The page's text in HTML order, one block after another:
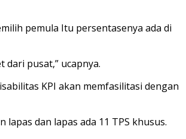
pemula Itu persentasenya ada di
pusat,” ucapnya.
KPI akan memfasilitasi dengan
dan lapas ada 11 TPS khusus.